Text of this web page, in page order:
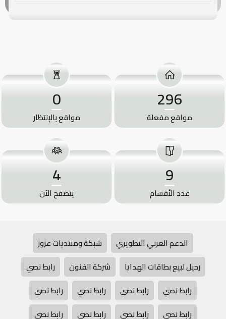
296
مواقع مفعلة
0
مواقع بالإنتظار
9
عدد الأقسام
4
يتصفح الآن
الدعم العربي التطويري
شبكة ومنتديات عزوز
رحيل لبيع بطاقات الهدايا
شركة الفنون
رابط نصي
رابط نصي
رابط نصي رابط نصي
رابط نصي
رابط نصي
رابط نصي رابط نصي رابط نصي